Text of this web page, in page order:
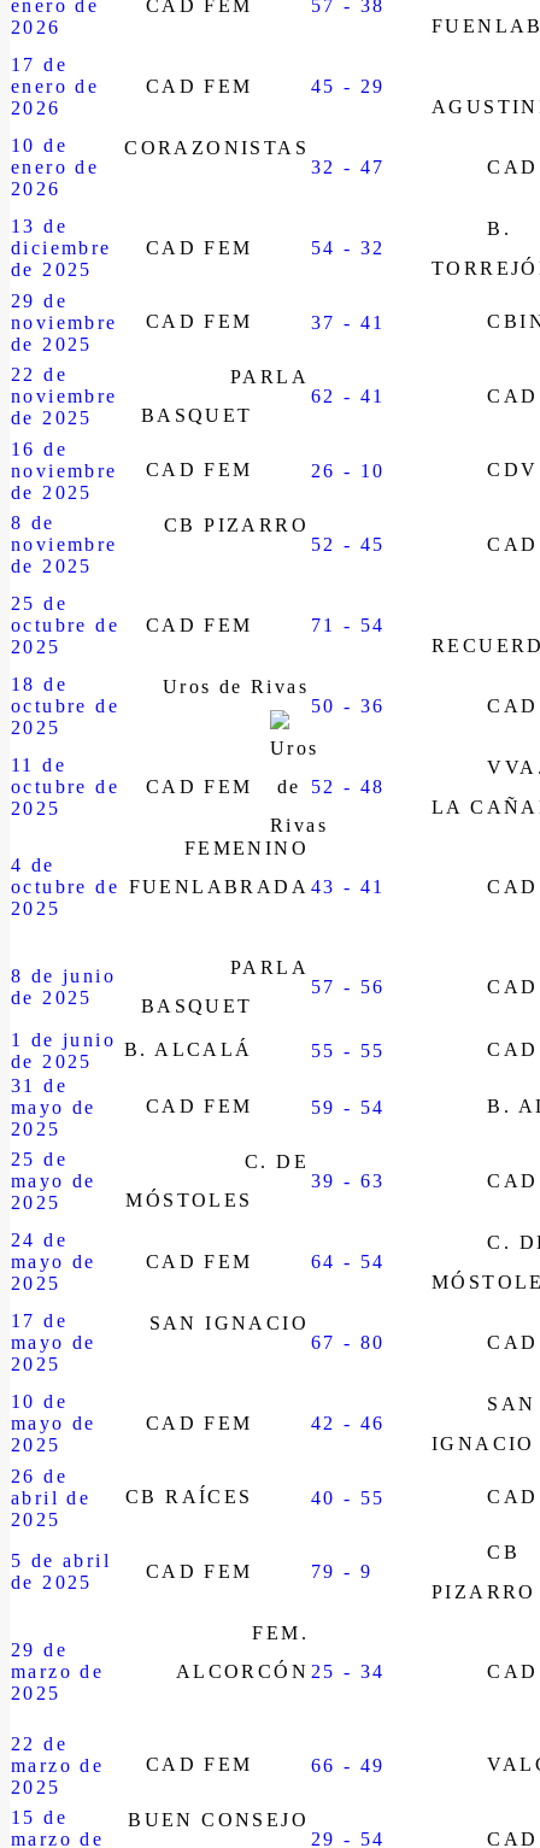
enero de
2026
CAD FEM 57 - 38
17 de
enero de
2026
CAD FEM
45 - 29
10 de
enero de
2026
CORAZONISTAS
32 - 47
13 de
diciembre
de 2025
CAD FEM 54 - 32
B.
29 de
noviembre
de 2025
CAD FEM 37 - 41
22 de
noviembre
de 2025
PARLA
BASQUET
62 - 41
16 de
noviembre
de 2025
CAD FEM 26 - 10 CDV
8 de
noviembre
de 2025
CB PIZARRO
52 - 45
25 de
octubre de
2025
CAD FEM
71 - 54
18 de
octubre de
2025
Uros de Rivas
50 - 36
11 de
octubre de
2025
CAD FEM 52 - 48
LA
4 de
octubre de
2025
FEMENINO
FUENLABRADA 43 - 41
8 de junio
de 2025
PARLA
BASQUET
57 - 56
1 de junio
de 2025
B. ALCALÁ 55 - 55
31 de
mayo de
2025
CAD FEM 59 - 54 B.
25 de
mayo de
2025
C. DE
MÓSTOLES
39 - 63
24 de
mayo de
2025
CAD FEM 64 - 54
C.
17 de
mayo de
2025
SAN IGNACIO
67 - 80
10 de
mayo de
2025
CAD FEM 42 - 46
SAN
IGNACIO
26 de
abril de
2025
CB RAÍCES 40 - 55
5 de abril
de 2025
CAD FEM 79 - 9
CB
PIZARRO
29 de
marzo de
2025
FEM.
ALCORCÓN 25 - 34
22 de
marzo de
2025
CAD FEM 66 - 49
15 de
marzo de
BUEN CONSEJO
29 - 54